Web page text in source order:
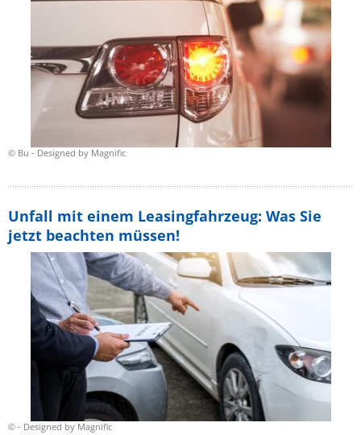
© Bu - Designed by Magnific
© - Designed by Magnific
Unfall mit einem Leasingfahrzeug: Was Sie
jetzt beachten müssen!